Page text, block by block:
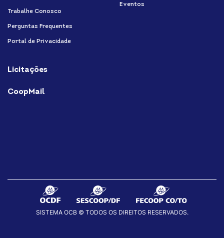
Trabalhe Conosco
Perguntas Frequentes
Portal de Privacidade
Licitações
CoopMail
Eventos
SISTEMA OCB © TODOS OS DIREITOS RESERVADOS.